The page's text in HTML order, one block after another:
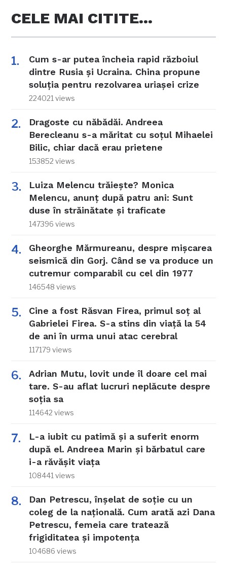
CELE MAI CITITE…
Cum s-ar putea încheia rapid războiul
dintre Rusia și Ucraina. China propune
soluția pentru rezolvarea uriașei crize
224021 views
Dragoste cu năbădăi. Andreea
Berecleanu s-a măritat cu soțul Mihaelei
Bilic, chiar dacă erau prietene
153852 views
Luiza Melencu trăiește? Monica
Melencu, anunț după patru ani: Sunt
duse în străinătate și traficate
147396 views
Gheorghe Mărmureanu, despre mișcarea
seismică din Gorj. Când se va produce un
cutremur comparabil cu cel din 1977
146548 views
Cine a fost Răsvan Firea, primul soț al
Gabrielei Firea. S-a stins din viață la 54
de ani în urma unui atac cerebral
117179 views
Adrian Mutu, lovit unde îl doare cel mai
tare. S-au aflat lucruri neplăcute despre
soția sa
114642 views
L-a iubit cu patimă și a suferit enorm
după el. Andreea Marin și bărbatul care
i-a răvășit viața
108441 views
Dan Petrescu, înșelat de soție cu un
coleg de la națională. Cum arată azi Dana
Petrescu, femeia care tratează
frigiditatea și impotența
104686 views